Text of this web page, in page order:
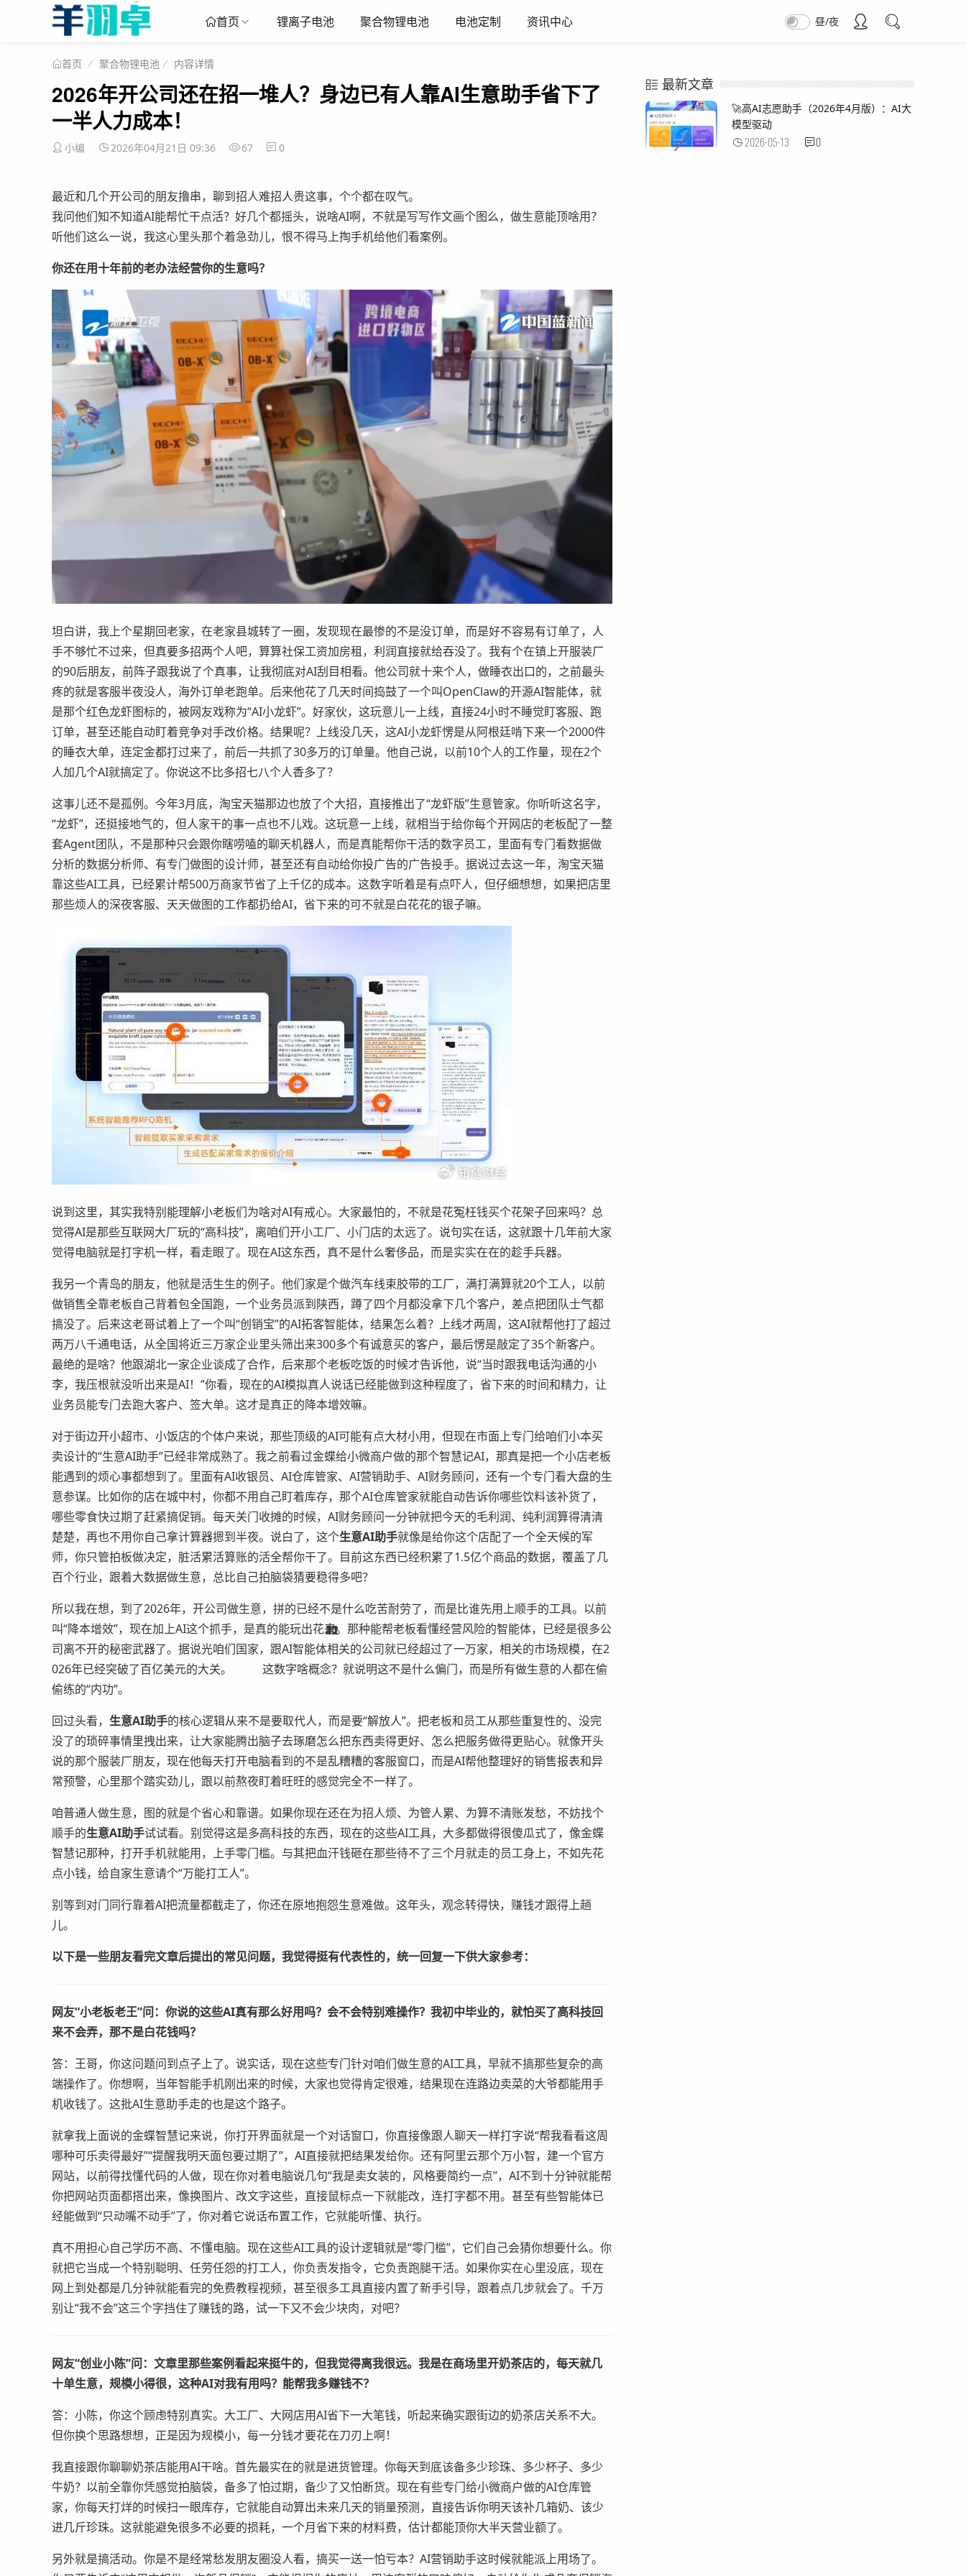
首页 锂离子电池 聚合物锂电池 电池定制 资讯中心 昼/夜
首页 聚合物锂电池 内容详情
2026年开公司还在招一堆人？身边已有人靠AI生意助手省下了
一半人力成本！
小编 2026年04月21日 09:36 67 0
最近和几个开公司的朋友撸串，聊到招人难招人贵这事，个个都在叹气。
我问他们知不知道AI能帮忙干点活？好几个都摇头，说啥AI啊，不就是写写作文画个图么，做生意能顶啥用？
听他们这么一说，我这心里头那个着急劲儿，恨不得马上掏手机给他们看案例。
你还在用十年前的老办法经营你的生意吗？
坦白讲，我上个星期回老家，在老家县城转了一圈，发现现在最惨的不是没订单，而是好不容易有订单了，人
手不够忙不过来，但真要多招两个人吧，算算社保工资加房租，利润直接就给吞没了。我有个在镇上开服装厂
的90后朋友，前阵子跟我说了个真事，让我彻底对AI刮目相看。他公司就十来个人，做睡衣出口的，之前最头
疼的就是客服半夜没人，海外订单老跑单。后来他花了几天时间捣鼓了一个叫OpenClaw的开源AI智能体，就
是那个红色龙虾图标的，被网友戏称为“AI小龙虾”。好家伙，这玩意儿一上线，直接24小时不睡觉盯客服、跑
订单，甚至还能自动盯着竞争对手改价格。结果呢？上线没几天，这AI小龙虾愣是从阿根廷啃下来一个2000件
的睡衣大单，连定金都打过来了，前后一共抓了30多万的订单量。他自己说，以前10个人的工作量，现在2个
人加几个AI就搞定了。你说这不比多招七八个人香多了？
12
这事儿还不是孤例。今年3月底，淘宝天猫那边也放了个大招，直接推出了“龙虾版”生意管家。你听听这名字，
“龙虾”，还挺接地气的，但人家干的事一点也不儿戏。这玩意一上线，就相当于给你每个开网店的老板配了一整
套Agent团队，不是那种只会跟你瞎唠嗑的聊天机器人，而是真能帮你干活的数字员工，里面有专门看数据做
分析的数据分析师、有专门做图的设计师，甚至还有自动给你投广告的广告投手。据说过去这一年，淘宝天猫
靠这些AI工具，已经累计帮500万商家节省了上千亿的成本。这数字听着是有点吓人，但仔细想想，如果把店里
那些烦人的深夜客服、天天做图的工作都扔给AI，省下来的可不就是白花花的银子嘛。
1
说到这里，其实我特别能理解小老板们为啥对AI有戒心。大家最怕的，不就是花冤枉钱买个花架子回来吗？总
觉得AI是那些互联网大厂玩的“高科技”，离咱们开小工厂、小门店的太远了。说句实在话，这就跟十几年前大家
觉得电脑就是打字机一样，看走眼了。现在AI这东西，真不是什么奢侈品，而是实实在在的趁手兵器。
我另一个青岛的朋友，他就是活生生的例子。他们家是个做汽车线束胶带的工厂，满打满算就20个工人，以前
做销售全靠老板自己背着包全国跑，一个业务员派到陕西，蹲了四个月都没拿下几个客户，差点把团队士气都
搞没了。后来这老哥试着上了一个叫“创销宝”的AI拓客智能体，结果怎么着？上线才两周，这AI就帮他打了超过
两万八千通电话，从全国将近三万家企业里头筛出来300多个有诚意买的客户，最后愣是敲定了35个新客户。
最绝的是啥？他跟湖北一家企业谈成了合作，后来那个老板吃饭的时候才告诉他，说“当时跟我电话沟通的小
李，我压根就没听出来是AI！”你看，现在的AI模拟真人说话已经能做到这种程度了，省下来的时间和精力，让
业务员能专门去跑大客户、签大单。这才是真正的降本增效嘛。
11
11
对于街边开小超市、小饭店的个体户来说，那些顶级的AI可能有点大材小用，但现在市面上专门给咱们小本买
卖设计的“生意AI助手”已经非常成熟了。我之前看过金蝶给小微商户做的那个智慧记AI，那真是把一个小店老板
能遇到的烦心事都想到了。里面有AI收银员、AI仓库管家、AI营销助手、AI财务顾问，还有一个专门看大盘的生
意参谋。比如你的店在城中村，你都不用自己盯着库存，那个AI仓库管家就能自动告诉你哪些饮料该补货了，
哪些零食快过期了赶紧搞促销。每天关门收摊的时候，AI财务顾问一分钟就把今天的毛利润、纯利润算得清清
楚楚，再也不用你自己拿计算器摁到半夜。说白了，这个生意AI助手就像是给你这个店配了一个全天候的军
师，你只管拍板做决定，脏活累活算账的活全帮你干了。目前这东西已经积累了1.5亿个商品的数据，覆盖了几
百个行业，跟着大数据做生意，总比自己拍脑袋猜要稳得多吧？
41
所以我在想，到了2026年，开公司做生意，拼的已经不是什么吃苦耐劳了，而是比谁先用上顺手的工具。以前
叫“降本增效”，现在加上AI这个抓手，是真的能玩出花来。那种能帮老板看懂经营风险的智能体，已经是很多公
司离不开的秘密武器了。据说光咱们国家，跟AI智能体相关的公司就已经超过了一万家，相关的市场规模，在2
026年已经突破了百亿美元的大关。
21
22
这数字啥概念？就说明这不是什么偏门，而是所有做生意的人都在偷
偷练的“内功”。
回过头看， 生意AI助手的核心逻辑从来不是要取代人，而是要“解放人”。把老板和员工从那些重复性的、没完
没了的琐碎事情里拽出来，让大家能腾出脑子去琢磨怎么把东西卖得更好、怎么把服务做得更贴心。就像开头
说的那个服装厂朋友，现在他每天打开电脑看到的不是乱糟糟的客服窗口，而是AI帮他整理好的销售报表和异
常预警，心里那个踏实劲儿，跟以前熬夜盯着旺旺的感觉完全不一样了。
咱普通人做生意，图的就是个省心和靠谱。如果你现在还在为招人烦、为管人累、为算不清账发愁，不妨找个
顺手的生意AI助手试试看。别觉得这是多高科技的东西，现在的这些AI工具，大多都做得很傻瓜式了，像金蝶
智慧记那种，打开手机就能用，上手零门槛。与其把血汗钱砸在那些待不了三个月就走的员工身上，不如先花
点小钱，给自家生意请个“万能打工人”。
别等到对门同行靠着AI把流量都截走了，你还在原地抱怨生意难做。这年头，观念转得快，赚钱才跟得上趟
儿。
以下是一些朋友看完文章后提出的常见问题，我觉得挺有代表性的，统一回复一下供大家参考：
网友“小老板老王”问：你说的这些AI真有那么好用吗？会不会特别难操作？我初中毕业的，就怕买了高科技回
来不会弄，那不是白花钱吗？
答：王哥，你这问题问到点子上了。说实话，现在这些专门针对咱们做生意的AI工具，早就不搞那些复杂的高
端操作了。你想啊，当年智能手机刚出来的时候，大家也觉得肯定很难，结果现在连路边卖菜的大爷都能用手
机收钱了。这批AI生意助手走的也是这个路子。
就拿我上面说的金蝶智慧记来说，你打开界面就是一个对话窗口，你直接像跟人聊天一样打字说“帮我看看这周
哪种可乐卖得最好”“提醒我明天面包要过期了”，AI直接就把结果发给你。还有阿里云那个万小智，建一个官方
网站，以前得找懂代码的人做，现在你对着电脑说几句“我是卖女装的，风格要简约一点”，AI不到十分钟就能帮
你把网站页面都搭出来，像换图片、改文字这些，直接鼠标点一下就能改，连打字都不用。甚至有些智能体已
经能做到“只动嘴不动手”了，你对着它说话布置工作，它就能听懂、执行。
真不用担心自己学历不高、不懂电脑。现在这些AI工具的设计逻辑就是“零门槛”，它们自己会猜你想要什么。你
就把它当成一个特别聪明、任劳任怨的打工人，你负责发指令，它负责跑腿干活。如果你实在心里没底，现在
网上到处都是几分钟就能看完的免费教程视频，甚至很多工具直接内置了新手引导，跟着点几步就会了。千万
别让“我不会”这三个字挡住了赚钱的路，试一下又不会少块肉，对吧？
网友“创业小陈”问：文章里那些案例看起来挺牛的，但我觉得离我很远。我是在商场里开奶茶店的，每天就几
十单生意，规模小得很，这种AI对我有用吗？能帮我多赚钱不？
答：小陈，你这个顾虑特别真实。大工厂、大网店用AI省下一大笔钱，听起来确实跟街边的奶茶店关系不大。
但你换个思路想想，正是因为规模小，每一分钱才要花在刀刃上啊！
我直接跟你聊聊奶茶店能用AI干啥。首先最实在的就是进货管理。你每天到底该备多少珍珠、多少杯子、多少
牛奶？以前全靠你凭感觉拍脑袋，备多了怕过期，备少了又怕断货。现在有些专门给小微商户做的AI仓库管
家，你每天打烊的时候扫一眼库存，它就能自动算出未来几天的销量预测，直接告诉你明天该补几箱奶、该少
进几斤珍珠。这就能避免很多不必要的损耗，一个月省下来的材料费，估计都能顶你大半天营业额了。
另外就是搞活动。你是不是经常愁发朋友圈没人看，搞买一送一怕亏本？AI营销助手这时候就能派上用场了。
最新文章
🚀高AI志愿助手（2026年4月版）：AI大
模型驱动
2026-05-13 0